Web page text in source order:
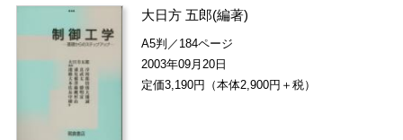
大日方 五郎(編著)
A5判／184ページ
2003年09月20日
定価3,190円（本体2,900円＋税）